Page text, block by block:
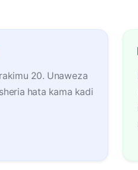
20. Unaweza
hata kama kadi